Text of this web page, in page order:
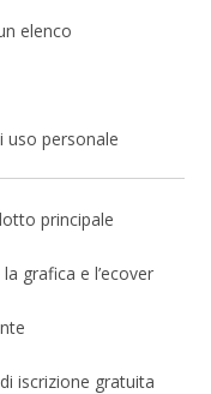
elenco
uso personale
principale
grafica e l’ecover
iscrizione gratuita